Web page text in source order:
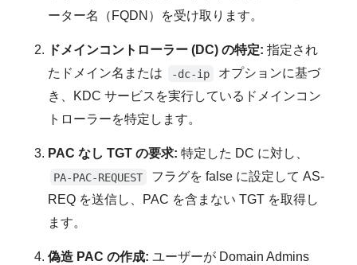
ーター名（FQDN）を受け取ります。
ドメインコントローラー (DC) の特定: 指定され
たドメイン名または
-dc-ip
オプションに基づ
き、KDC サービスを実行しているドメインコン
トローラーを特定します。
PAC なし TGT の要求: 特定した DC に対し、
PA-PAC-REQUEST
フラグを false に設定して AS-
REQ を送信し、PAC を含まない TGT を取得し
ます。
偽造 PAC の作成: ユーザーが Domain Admins